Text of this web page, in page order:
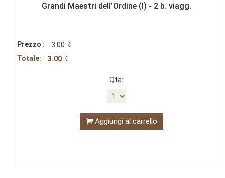
Grandi Maestri dell'Ordine (I) - 2 b. viagg.
Prezzo : 3.00 €
Totale:
3.00 €
Qta:
Aggiungi al carrello